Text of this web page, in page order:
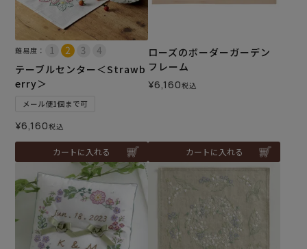
難易度：
テーブルセンター＜Strawb
erry＞
メール便1個まで可
¥6,160税込
カートに入れる
ローズのボーダーガーデン
フレーム
¥6,160税込
カートに入れる